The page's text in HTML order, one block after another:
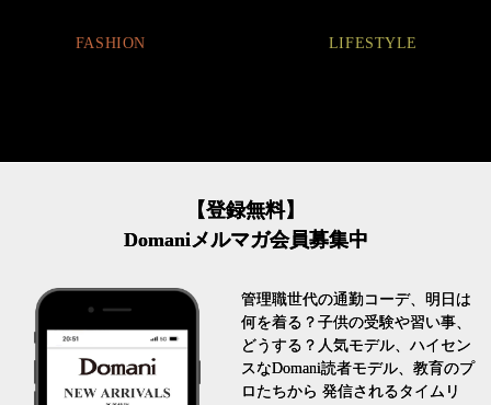
【登録無料】
Domaniメルマガ会員募集中
管理職世代の通勤コーデ、明日は
何を着る？子供の受験や習い事、
どうする？人気モデル、ハイセン
スなDomani読者モデル、教育のプ
ロたちから 発信されるタイムリ